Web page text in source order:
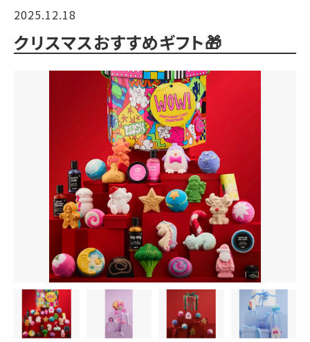
2025.12.18
クリスマスおすすめギフト🎁